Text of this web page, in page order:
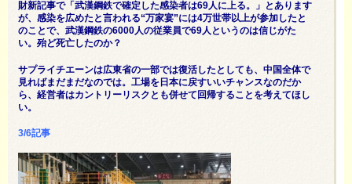
財新記事で「武漢鋼鉄で確定した感染者は69人に上る。」とあります
が、感染を広めたと言われる“万家宴”には4万世帯以上が参加したと
のことで、武漢鋼鉄の6000人の従業員で69人というのは信じがた
い。殆ど死亡したのか？
サプライチエーンは広東省の一部では復活したとしても、中国全体で
見ればまだまだなのでは。工場を日本に戻すいいチャンスなのだか
ら、経営者はカントリーリスクとも併せて回帰することを考えてほし
い。
3/6記事